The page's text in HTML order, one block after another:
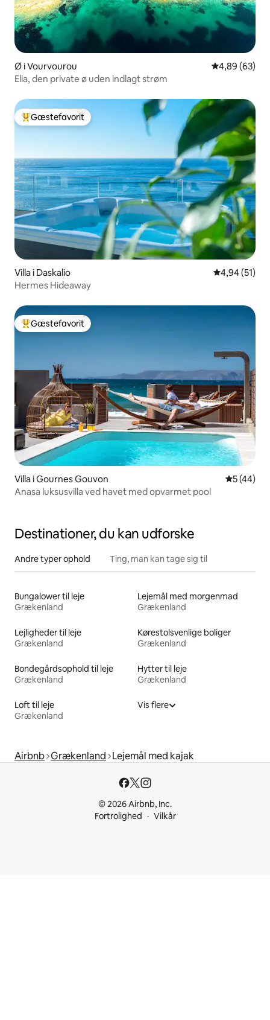
Ø i Vourvourou 4,89 ud af 5 i
4,89 (63)
Elia, den private ø uden indlagt strøm
Bedste gæstefavorit
Gæstefavorit
Villa i Daskalio 4,94 ud af 5
4,94 (51)
Hermes Hideaway
Bedste gæstefavorit
Gæstefavorit
Villa i Gournes Gouvon 5 ud af 5 i
5 (44)
Anasa luksusvilla ved havet med opvarmet pool
Destinationer, du kan udforske
Andre typer ophold Ting, man kan tage sig til
Bungalower til leje
Grækenland
Lejemål med morgenmad
Grækenland
Lejligheder til leje
Grækenland
Kørestolsvenlige boliger
Grækenland
Bondegårdsophold til leje
Grækenland
Hytter til leje
Grækenland
Loft til leje
Grækenland
Vis flere
Airbnb Grækenland Lejemål med kajak
© 2026 Airbnb, Inc.
Fortrolighed
Vilkår